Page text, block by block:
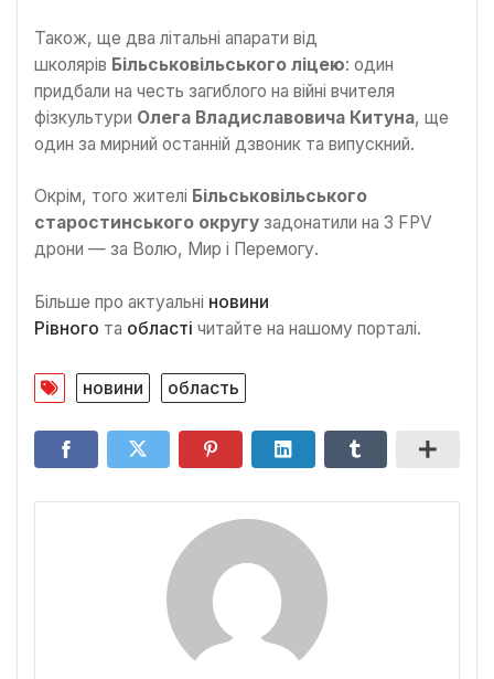
Також, ще два літальні апарати від
школярів Більськовільського ліцею: один
придбали на честь загиблого на війні вчителя
фізкультури Олега Владиславовича Китуна, ще
один за мирний останній дзвоник та випускний.
Окрім, того жителі Більськовільського
старостинського округу задонатили на 3 FPV
дрони — за Волю, Мир і Перемогу.
Більше про актуальні новини
Рівного та області читайте на нашому порталі.
новини область